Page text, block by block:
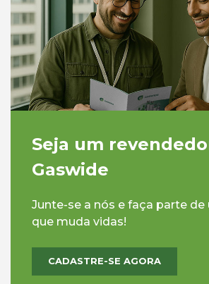
Seja um
Gaswide
Junte-se a nós e faça parte de
que muda vidas!
CADASTRE-SE AGORA